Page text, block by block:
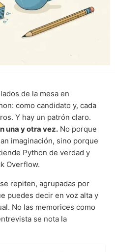
de la mesa en
como candidato y, cada
Y hay un patrón claro.
una y otra vez. No porque
imaginación, sino porque
Python de verdad y
Overflow.
repiten, agrupadas por
puedes decir en voz alta y
No las memorices como
se nota la